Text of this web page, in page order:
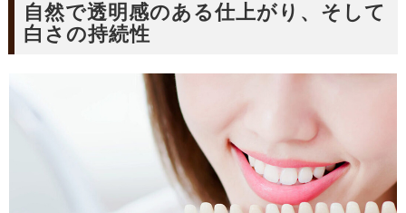
自然で透明感のある仕上がり、そして
白さの持続性